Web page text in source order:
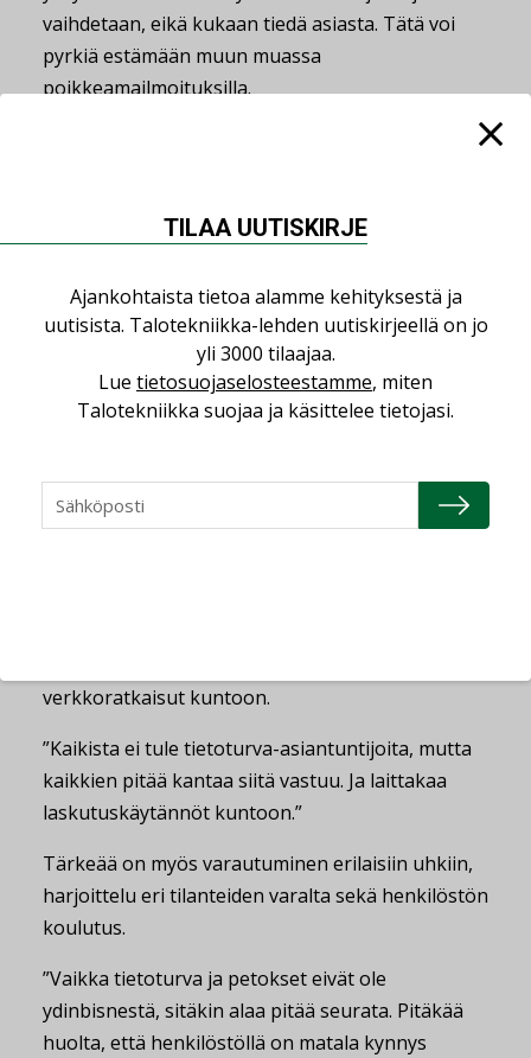
vaihdetaan, eikä kukaan tiedä asiasta. Tätä voi
pyrkiä estämään muun muassa
poikkeamailmoituksilla.
yleistyneet. Jos poliisi soittaa teille, kysykää kuka
hän on ja mistä laitokselta, ja soittakaa sinne
Hauska esimerkki siitä, kuinka ei pidä toimia on
– tässä tapauksessa onneksi aito – poliisi oli
soittanut hänelle.
verkkoratkaisut kuntoon.
”Kaikista ei tule tietoturva-asiantuntijoita, mutta
kaikkien pitää kantaa siitä vastuu. Ja laittakaa
laskutuskäytännöt kuntoon.”
Tärkeää on myös varautuminen erilaisiin uhkiin,
harjoittelu eri tilanteiden varalta sekä henkilöstön
koulutus.
”Vaikka tietoturva ja petokset eivät ole
ydinbisnestä, sitäkin alaa pitää seurata. Pitäkää
huolta, että henkilöstöllä on matala kynnys
TILAA UUTISKIRJE
Ajankohtaista tietoa alamme kehityksestä ja
uutisista. Talotekniikka-lehden uutiskirjeellä on jo
yli 3000 tilaajaa.
Lue tietosuojaselosteestamme, miten
Talotekniikka suojaa ja käsittelee tietojasi.